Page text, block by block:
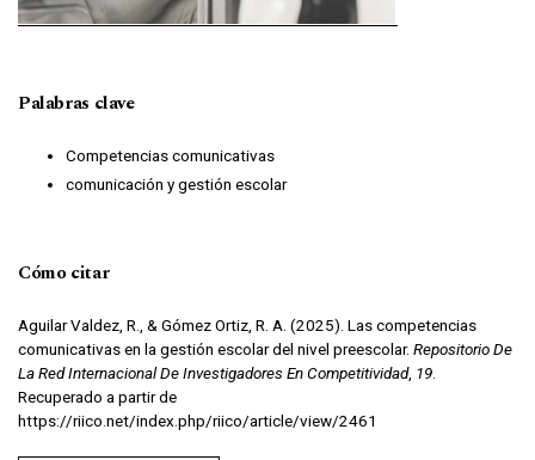
Palabras clave
Competencias comunicativas
comunicación y gestión escolar
Cómo citar
Aguilar Valdez, R., & Gómez Ortiz, R. A. (2025). Las competencias
comunicativas en la gestión escolar del nivel preescolar. Repositorio De
La Red Internacional De Investigadores En Competitividad, 19
Recuperado a partir de
https://riico.net/index.php/riico/article/view/2461